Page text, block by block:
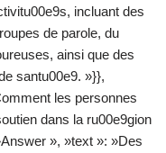
incluant des
de parole, du
ainsi que des
santu00e9. »}},
les personnes
dans la ru00e9gion
», »text »: »Des